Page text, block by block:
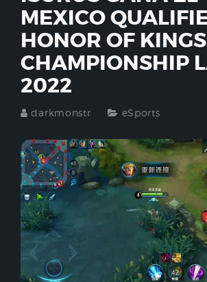
MEXICO
HONOR OF KINGS
CHAMPIONSHIP
2022
darkmonstr eSports